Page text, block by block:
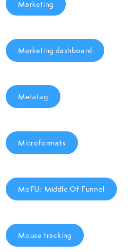
Marketing
Marketing dashboard
Metatag
Microformats
MoFU: Middle Of Funnel
Mouse tracking